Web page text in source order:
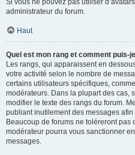
Si vous ne pouvez pas utiliser
administrateur du forum.
Haut
Quel est mon rang et comment puis-
Les rangs, qui apparaissent en
votre activité selon le nombre de
certains utilisateurs spécifiques,
modérateurs. Dans la plupart des cas,
modifier le texte des rangs du forum.
publiant inutilement des messages
Beaucoup de forums ne toléreront
modérateur pourra vous sanctionner
messages.